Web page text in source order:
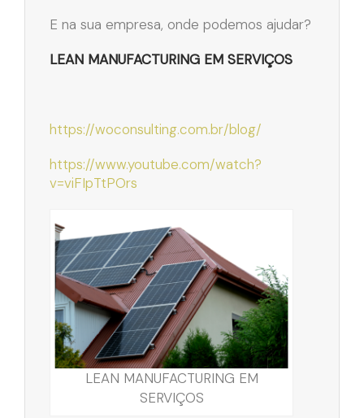
E na sua empresa, onde podemos ajudar?
LEAN MANUFACTURING EM SERVIÇOS
https://woconsulting.com.br/blog/
https://www.youtube.com/watch?
v=viFIpTtPOrs
LEAN MANUFACTURING EM
SERVIÇOS